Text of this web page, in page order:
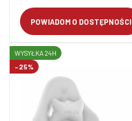
POWIADOM O DOSTĘPNOŚCI
-25%
WYSYŁKA 24H